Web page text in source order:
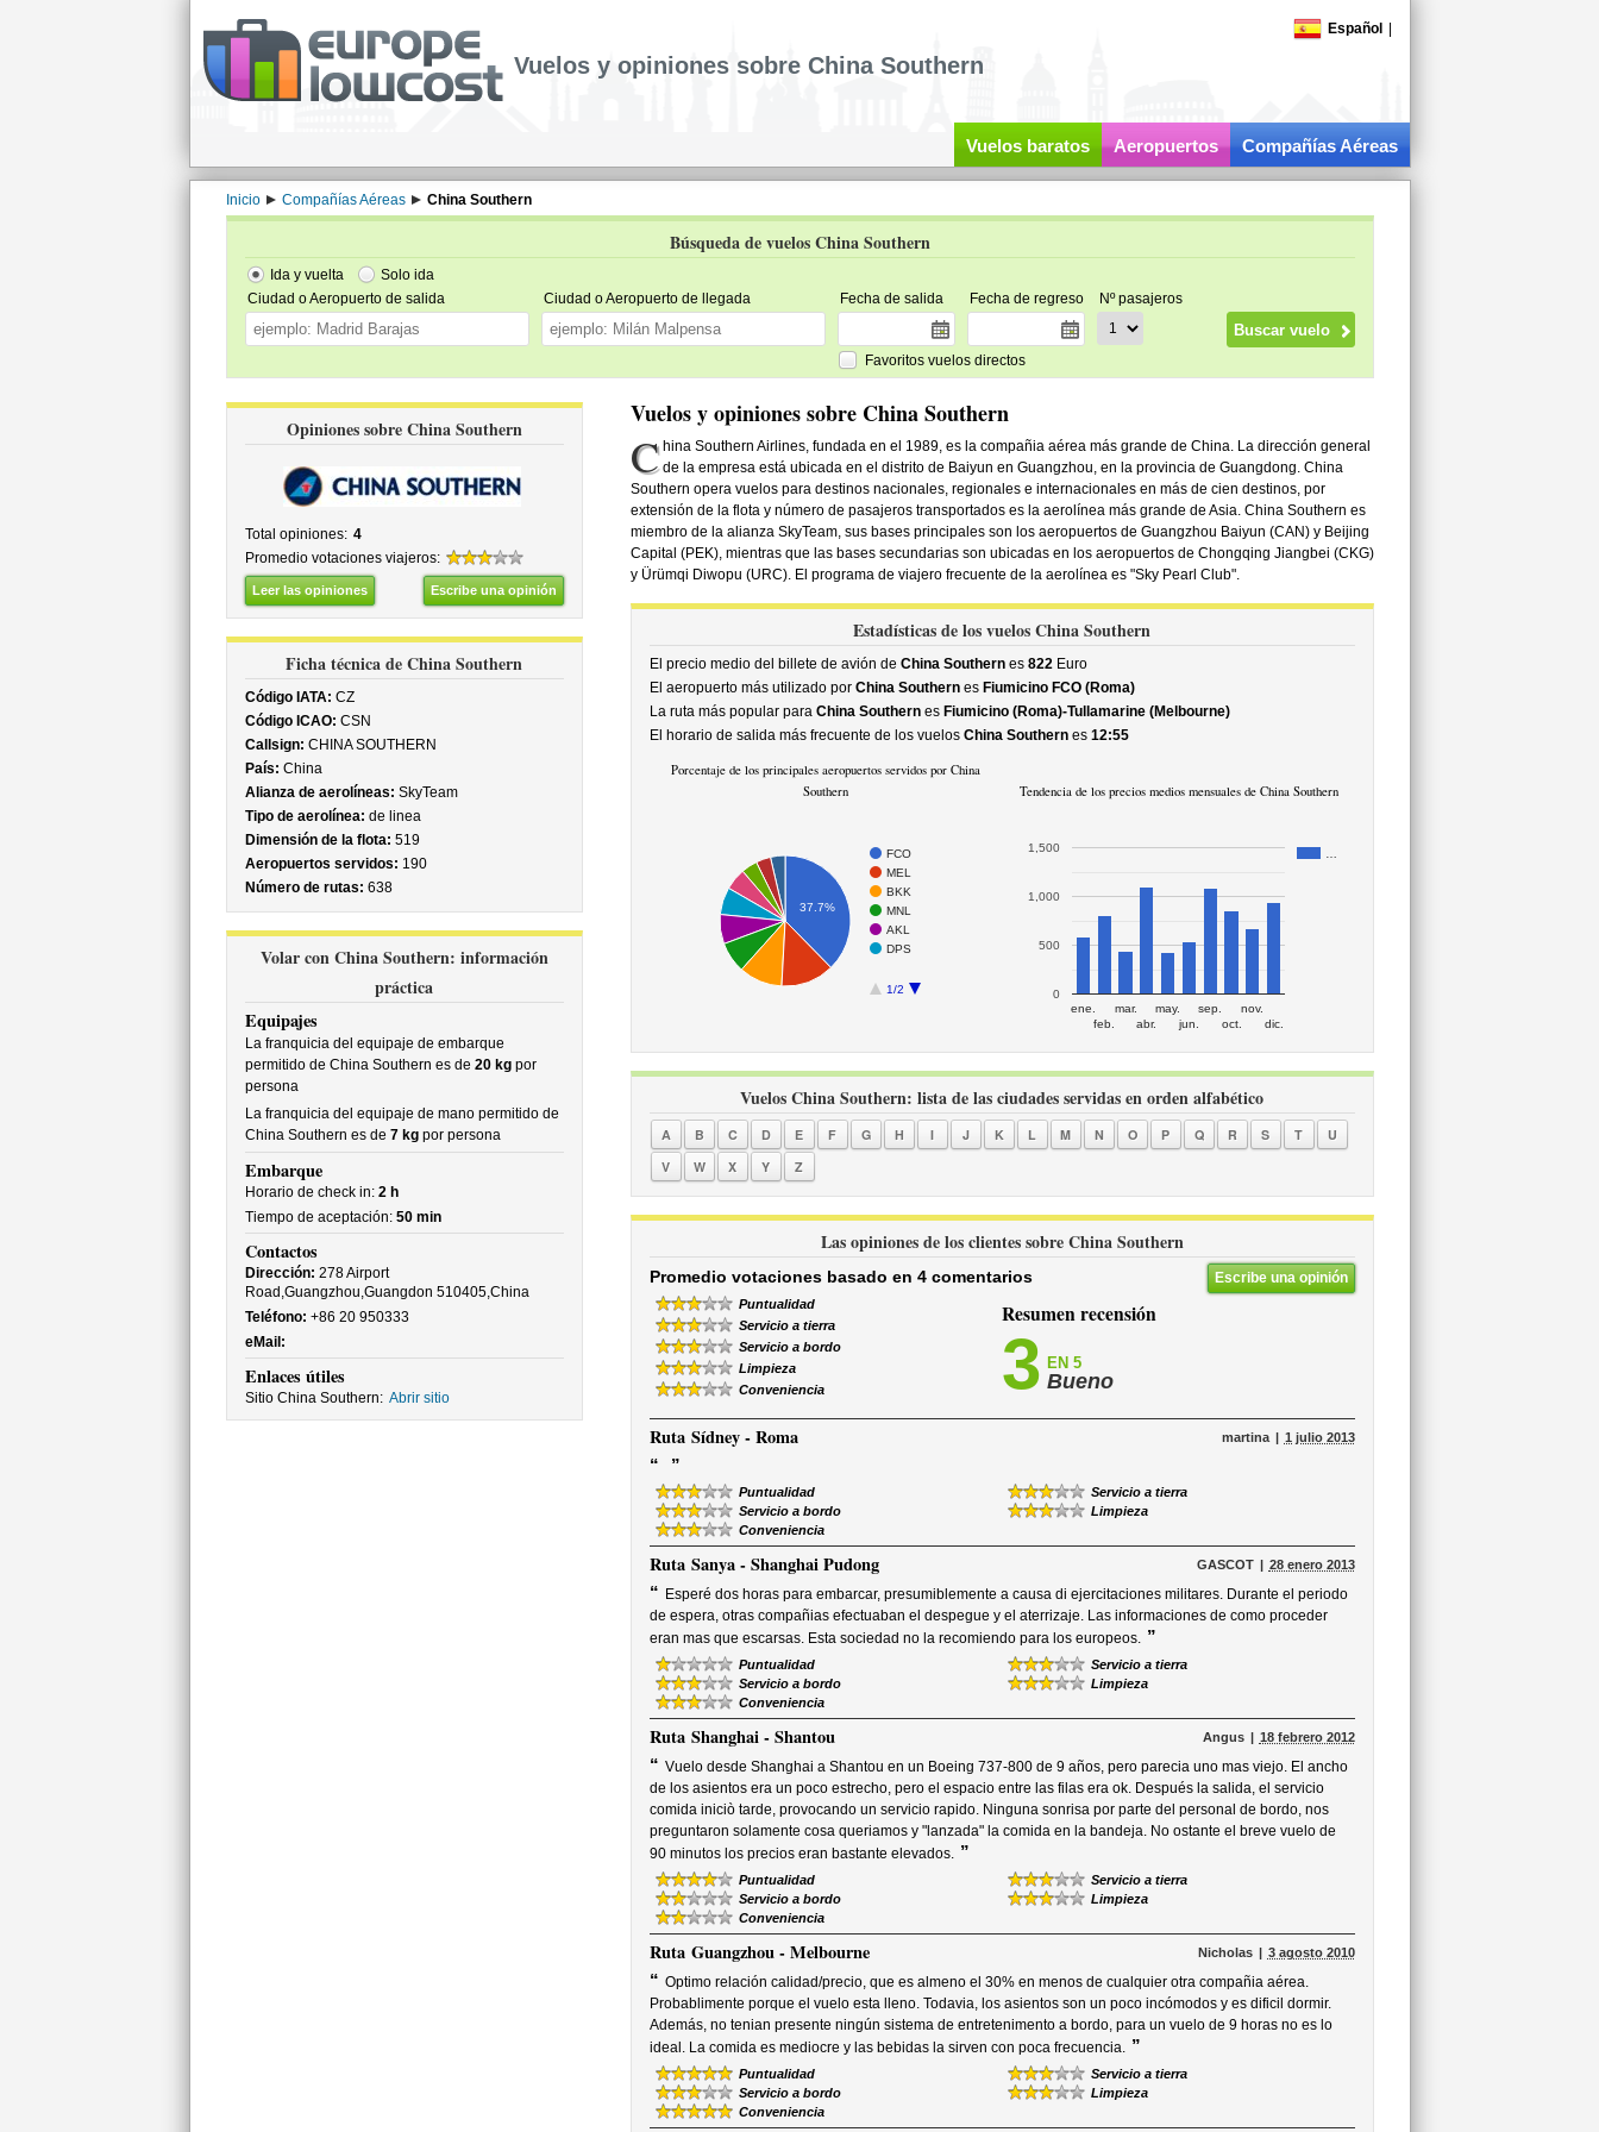
Español
Vuelos y opiniones sobre China Southern
Vuelos baratos Aeropuertos Compañías Aéreas
Inicio Compañías Aéreas China Southern
Búsqueda de vuelos China Southern
Ida y vuelta
Solo ida
Ciudad o Aeropuerto de salida
Ciudad o Aeropuerto de llegada Fecha de salida Fecha de regreso Nº pasajeros
Favoritos vuelos directos
Opiniones sobre China Southern
Total opiniones: 4
Promedio votaciones viajeros:
Leer las opiniones Escribe una opinión
Ficha técnica de China Southern
Código IATA: CZ
Código ICAO: CSN
Callsign: CHINA SOUTHERN
País: China
Alianza de aerolíneas: SkyTeam
Tipo de aerolínea: de linea
Dimensión de la flota: 519
Aeropuertos servidos: 190
Número de rutas: 638
Volar con China Southern: información
práctica
Equipajes
La franquicia del equipaje de embarque
permitido de China Southern es de 20 kgpor
persona
La franquicia del equipaje de mano permitido de
China Southern es de 7 kgpor persona
Embarque
Horario de check in: 2 h
Tiempo de aceptación: 50 min
Contactos
Dirección: 278 Airport
Road,Guangzhou,Guangdon 510405,China
Teléfono: +86 20 950333
eMail:
Enlaces útiles
Sitio China Southern: Abrir sitio
Vuelos y opiniones sobre China Southern
C hina Southern Airlines, fundada en el 1989, es la compañia aérea más grande de China. La dirección general
de la empresa está ubicada en el distrito de Baiyun en Guangzhou, en la provincia de Guangdong. China
Southern opera vuelos para destinos nacionales, regionales e internacionales en más de cien destinos, por
extensión de la flota y número de pasajeros transportados es la aerolínea más grande de Asia. China Southern es
miembro de la alianza SkyTeam, sus bases principales son los aeropuertos de Guangzhou Baiyun (CAN) y Beijing
Capital (PEK), mientras que las bases secundarias son ubicadas en los aeropuertos de Chongqing Jiangbei (CKG)
y Ürümqi Diwopu (URC). El programa de viajero frecuente de la aerolínea es "Sky Pearl Club".
Estadísticas de los vuelos China Southern
El precio medio del billete de avión de China Southernes 822Euro
El aeropuerto más utilizado por China Southernes Fiumicino FCO (Roma)
La ruta más popular para China Southernes Fiumicino (Roma)-Tullamarine (Melbourne)
El horario de salida más frecuente de los vuelos China Southernes 12:55
Porcentaje de los principales aeropuertos servidos por China
Southern
FCO
MEL
BKK
MNL
AKL
DPS
1/2
37.7%
Tendencia de los precios medios mensuales de China Southern
ene.
feb.
mar.
abr.
may.
jun.
sep.
oct.
nov.
dic.
0
500
1,000
1,500
Vuelos China Southern: lista de las ciudades servidas en orden alfabético
A B C D E F G H I J K L M N O P Q R S T
U
V
W X Y Z
Las opiniones de los clientes sobre China Southern
Escribe una opinión
Promedio votaciones basado en 4 comentarios
Puntualidad
Servicio a tierra
Servicio a bordo
Limpieza
Conveniencia
Resumen recensión
3 EN 5
Bueno
Ruta Sídney - Roma martina 1 julio 2013
“ ”
Puntualidad
Servicio a tierra
Servicio a bordo
Limpieza
Conveniencia
Ruta Sanya - Shanghai Pudong GASCOT 28 enero 2013
“ Esperé dos horas para embarcar, presumiblemente a causa di ejercitaciones militares. Durante el periodo
de espera, otras compañias efectuaban el despegue y el aterrizaje. Las informaciones de como proceder
eran mas que escarsas. Esta sociedad no la recomiendo para los europeos. ”
Puntualidad
Servicio a tierra
Servicio a bordo
Limpieza
Conveniencia
Ruta Shanghai - Shantou Angus 18 febrero 2012
“ Vuelo desde Shanghai a Shantou en un Boeing 737-800 de 9 años, pero parecia uno mas viejo. El ancho
de los asientos era un poco estrecho, pero el espacio entre las filas era ok. Después la salida, el servicio
comida iniciò tarde, provocando un servicio rapido. Ninguna sonrisa por parte del personal de bordo, nos
preguntaron solamente cosa queriamos y "lanzada" la comida en la bandeja. No ostante el breve vuelo de
90 minutos los precios eran bastante elevados. ”
Puntualidad
Servicio a tierra
Servicio a bordo
Limpieza
Conveniencia
Ruta Guangzhou - Melbourne Nicholas 3 agosto 2010
“ Optimo relación calidad/precio, que es almeno el 30% en menos de cualquier otra compañia aérea.
Probablimente porque el vuelo esta lleno. Todavia, los asientos son un poco incómodos y es dificil dormir.
Además, no tenian presente ningún sistema de entretenimento a bordo, para un vuelo de 9 horas no es lo
ideal. La comida es mediocre y las bebidas la sirven con poca frecuencia. ”
Puntualidad
Servicio a tierra
Servicio a bordo
Limpieza
Conveniencia